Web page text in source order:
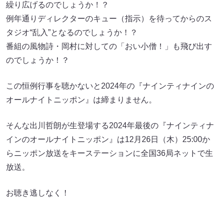
繰り広げるのでしょうか！？
例年通りディレクターのキュー（指示）を待ってからのス
タジオ“乱入”となるのでしょうか！？
番組の風物詩・岡村に対しての「おい小僧！」も飛び出す
のでしょうか！？
この恒例行事を聴かないと2024年の『ナインティナインの
オールナイトニッポン』は締まりません。
そんな出川哲朗が生登場する2024年最後の『ナインティナ
インのオールナイトニッポン』は12月26日（木）25:00か
らニッポン放送をキーステーションに全国36局ネットで生
放送。
お聴き逃しなく！